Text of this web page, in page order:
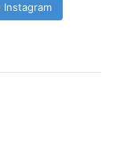
Instagram